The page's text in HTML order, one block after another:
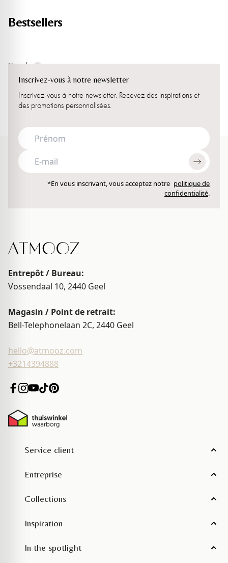
Bestsellers
.
Lire plus
Inscrivez-vous à notre newsletter
Inscrivez-vous à notre newsletter. Recevez des inspirations et
des promotions personnalisées.
*En vous inscrivant, vous acceptez notre politique de
confidentialité.
Entrepôt / Bureau:
Vossendaal 10, 2440 Geel
Magasin / Point de retrait:
Bell-Telephonelaan 2C, 2440 Geel
hello@atmooz.com
+3214394888
Service client
Entreprise
Collections
Inspiration
In the spotlight